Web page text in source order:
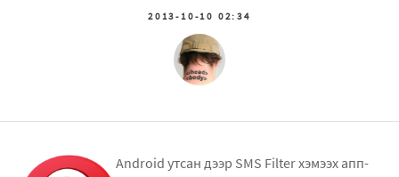
2013-10-10 02:34
Android утсан дээр SMS Filter хэмээх апп-